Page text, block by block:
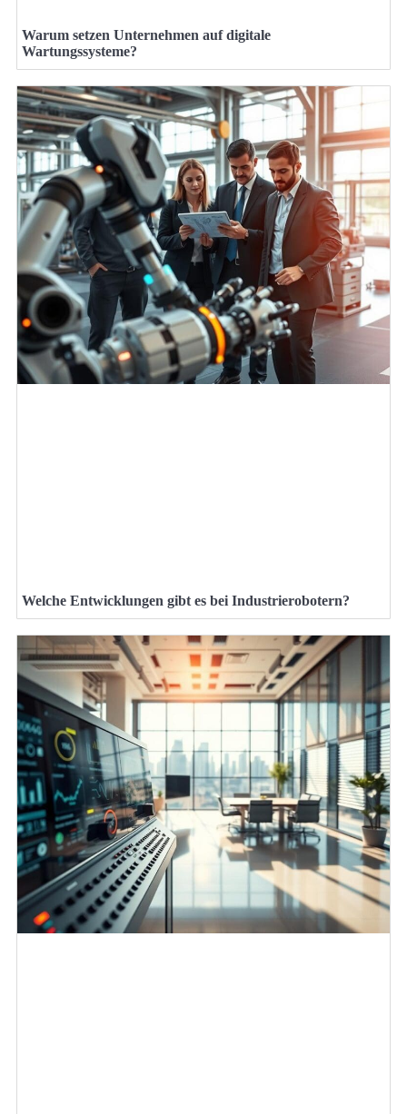
Warum setzen Unternehmen auf digitale
Wartungssysteme?
Welche Entwicklungen gibt es bei Industrierobotern?